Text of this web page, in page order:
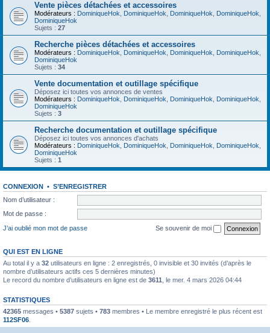
Vente pièces détachées et accessoires
Modérateurs : DominiqueHok DominiqueHok DominiqueHok DominiqueHok
DominiqueHok
Sujets : 27
Recherche pièces détachées et accessoires
Modérateurs : DominiqueHok DominiqueHok DominiqueHok DominiqueHok
DominiqueHok
Sujets : 34
Vente documentation et outillage spécifique
Déposez ici toutes vos annonces de ventes
Modérateurs : DominiqueHok DominiqueHok DominiqueHok DominiqueHok
DominiqueHok
Sujets : 3
Recherche documentation et outillage spécifique
Déposez ici toutes vos annonces d'achats
Modérateurs : DominiqueHok DominiqueHok DominiqueHok DominiqueHok
DominiqueHok
Sujets : 1
CONNEXION • S’ENREGISTRER
Nom d’utilisateur :
Mot de passe :
J’ai oublié mon mot de passe
Se souvenir de moi
QUI EST EN LIGNE
Au total il y a 32 utilisateurs en ligne : 2 enregistrés, 0 invisible et 30 invités (d’après le
nombre d’utilisateurs actifs ces 5 dernières minutes)
Le record du nombre d’utilisateurs en ligne est de 3611 , le mer. 4 mars 2026 04:44
STATISTIQUES
42365 messages • 5387 sujets • 783 membres • Le membre enregistré le plus récent est
112SF06